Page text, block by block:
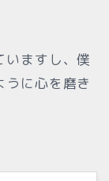
いますし、僕
うに心を磨き